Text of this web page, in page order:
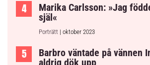
Marika Carlsson: »Jag
själ«
Porträtt | oktober 2023
Barbro väntade på vännen